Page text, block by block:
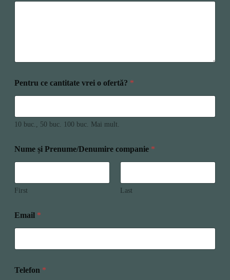
Pentru ce cantitate vrei o ofertă? *
10 buc., 50 buc. 100 buc. Mai mult.
Nume și Prenume/Denumire companie *
First Last
Email *
Telefon *